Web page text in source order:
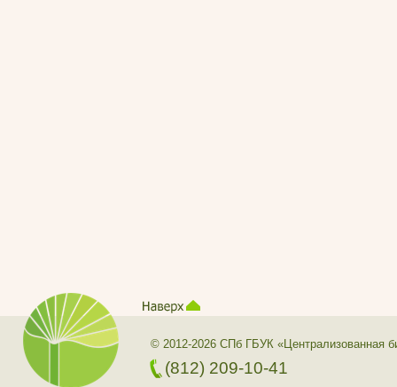
© 2012-2026 СПб ГБУК «Централизованная
(812) 209-10-41